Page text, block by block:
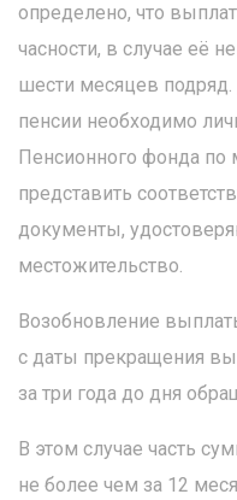
определено, что
часности, в случае её
шести месяцев
пенсии необходимо
Пенсионного фонда по
представить
документы,
местожительство.
Возобновление
с даты прекращения
за три года до дня
В этом случае часть
не более чем за 12